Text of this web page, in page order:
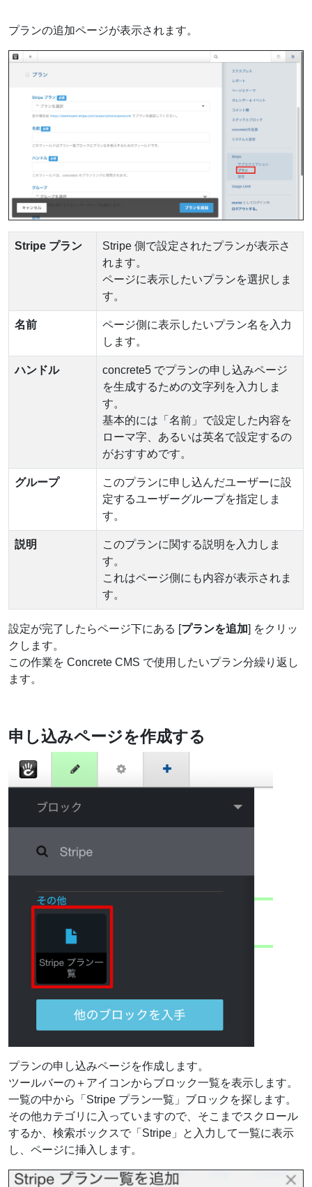
プランの追加ページが表示されます。
Stripe プラン
Stripe 側で設定されたプランが表示さ
れます。
ページに表示したいプランを選択しま
す。
名前
ページ側に表示したいプラン名を入力
します。
ハンドル
concrete5 でプランの申し込みページ
を生成するための文字列を入力しま
す。
基本的には「名前」で設定した内容を
ローマ字、あるいは英名で設定するの
がおすすめです。
グループ
このプランに申し込んだユーザーに設
定するユーザーグループを指定しま
す。
説明
このプランに関する説明を入力しま
す。
これはページ側にも内容が表示されま
す。
設定が完了したらページ下にある [プランを追加] をクリッ
クします。
この作業を Concrete CMS で使用したいプラン分繰り返し
ます。
申し込みページを作成する
プランの申し込みページを作成します。
ツールバーの＋アイコンからブロック一覧を表示します。
一覧の中から「Stripe プラン一覧」ブロックを探します。
その他カテゴリに入っていますので、そこまでスクロール
するか、検索ボックスで「Stripe」と入力して一覧に表示
し、ページに挿入します。